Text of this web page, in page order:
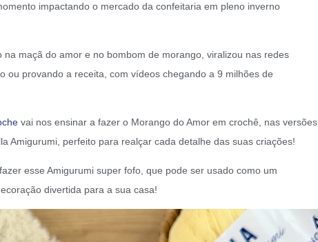
impactando o mercado da confeitaria em pleno inverno
maçã do amor e no bombom de morango, viralizou nas redes
ou provando a receita, com vídeos chegando a 9 milhões de
vai nos ensinar a fazer o Morango do Amor em crochê, nas versões
Amigurumi, perfeito para realçar cada detalhe das suas criações!
esse Amigurumi super fofo, que pode ser usado como um
divertida para a sua casa!